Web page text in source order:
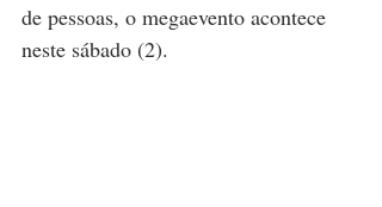
de pessoas, o megaevento acontece
neste sábado (2).